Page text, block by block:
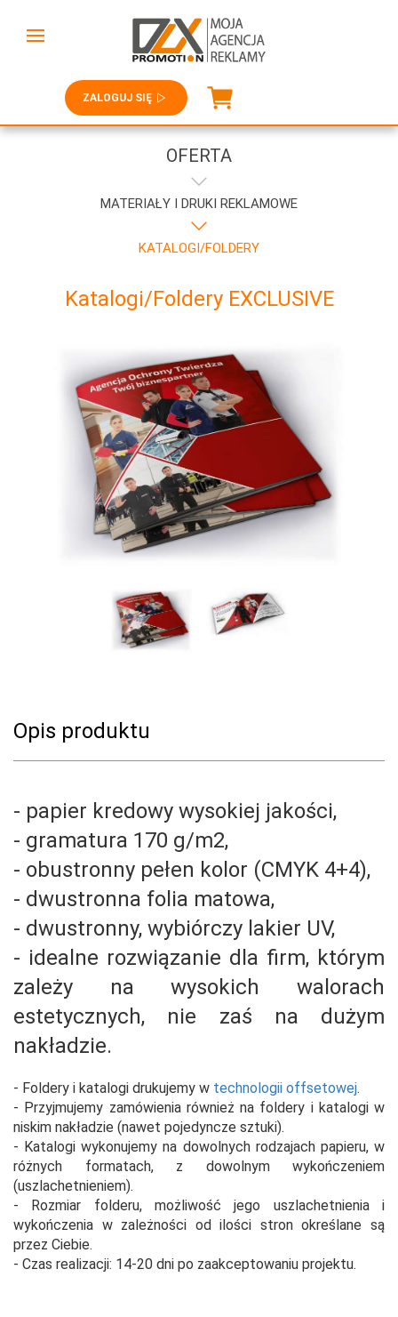
ZALOGUJ SIĘ
OFERTA
MATERIAŁY I DRUKI REKLAMOWE
KATALOGI/FOLDERY
Katalogi/Foldery EXCLUSIVE
Opis produktu
- papier kredowy wysokiej jakości,
- gramatura 170 g/m2,
- obustronny pełen kolor (CMYK 4+4),
- dwustronna folia matowa,
- dwustronny, wybiórczy lakier UV,
- idealne rozwiązanie dla firm, którym
zależy na wysokich walorach
estetycznych, nie zaś na dużym
nakładzie.
- Foldery i katalogi drukujemy w technologii offsetowej.
- Przyjmujemy zamówienia również na foldery i katalogi w
niskim nakładzie (nawet pojedyncze sztuki).
- Katalogi wykonujemy na dowolnych rodzajach papieru, w
różnych formatach, z dowolnym wykończeniem
(uszlachetnieniem).
- Rozmiar folderu, możliwość jego uszlachetnienia i
wykończenia w zależności od ilości stron określane są
przez Ciebie.
- Czas realizacji: 14-20 dni po zaakceptowaniu projektu.